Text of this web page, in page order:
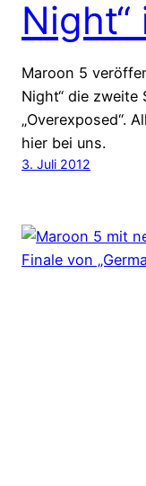
Maroon 5
Night“ die zweite
„Overexposed“.
hier bei uns.
3. Juli 2012